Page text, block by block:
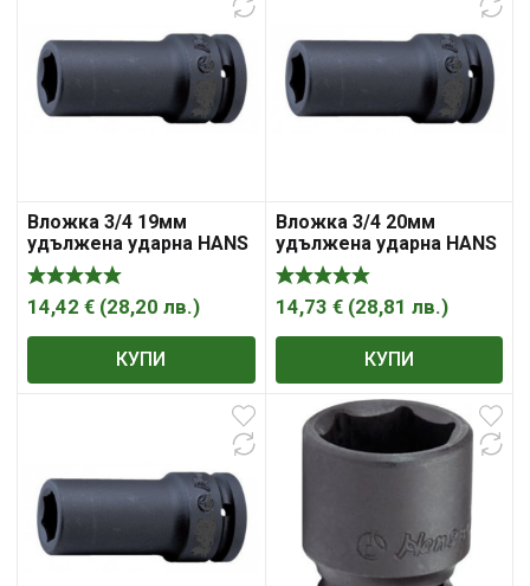
Вложка 3/4 19мм
удължена ударна HANS
86300М19
14,42 € (28,20 лв.)
КУПИ
Вложка 3/4 20мм
удължена ударна HANS
86300М20
14,73 € (28,81 лв.)
КУПИ